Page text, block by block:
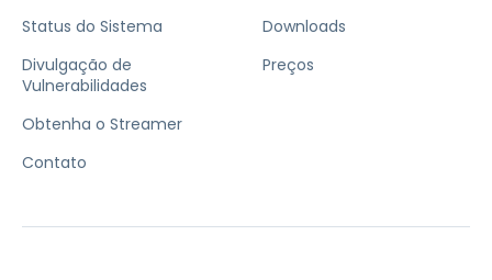
Status do Sistema
Divulgação de
Vulnerabilidades
Obtenha o Streamer
Contato
Downloads
Preços